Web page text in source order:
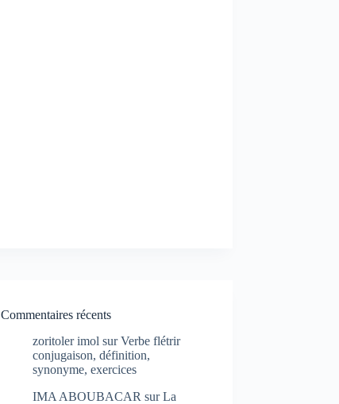
Commentaires récents
zoritoler imol surVerbe flétrir
conjugaison, définition,
synonyme, exercices
IMA ABOUBACAR surLa